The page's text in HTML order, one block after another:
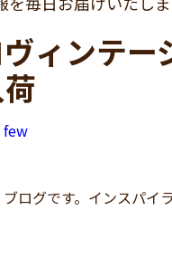
ヴィンテ
グです。インスパイ